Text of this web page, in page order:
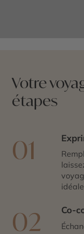
Votre
étapes
01
02 Co-